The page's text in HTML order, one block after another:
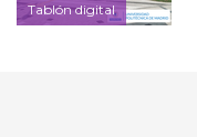
Tablón digital